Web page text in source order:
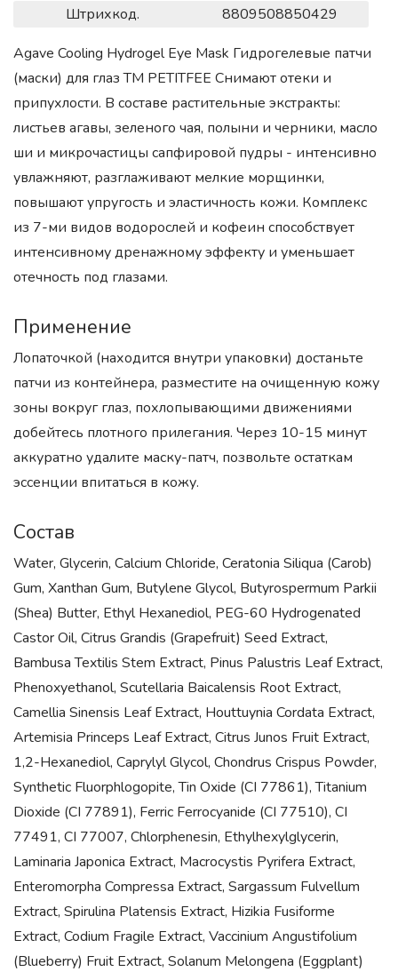
Штрихкод.
8809508850429
Agave Cooling Hydrogel Eye Mask Гидрогелевые патчи
(маски) для глаз ТМ PETITFEE Снимают отеки и
припухлости. В составе растительные экстракты:
листьев агавы, зеленого чая, полыни и черники, масло
ши и микрочастицы сапфировой пудры - интенсивно
увлажняют, разглаживают мелкие морщинки,
повышают упругость и эластичность кожи. Комплекс
из 7-ми видов водорослей и кофеин способствует
интенсивному дренажному эффекту и уменьшает
отечность под глазами.
Применение
Лопаточкой (находится внутри упаковки) достаньте
патчи из контейнера, разместите на очищенную кожу
зоны вокруг глаз, похлопывающими движениями
добейтесь плотного прилегания. Через 10-15 минут
аккуратно удалите маску-патч, позвольте остаткам
эссенции впитаться в кожу.
Состав
Water, Glycerin, Calcium Chloride, Ceratonia Siliqua (Carob)
Gum, Xanthan Gum, Butylene Glycol, Butyrospermum Parkii
(Shea) Butter, Ethyl Hexanediol, PEG-60 Hydrogenated
Castor Oil, Citrus Grandis (Grapefruit) Seed Extract,
Bambusa Textilis Stem Extract, Pinus Palustris Leaf Extract,
Phenoxyethanol, Scutellaria Baicalensis Root Extract,
Camellia Sinensis Leaf Extract, Houttuynia Cordata Extract,
Artemisia Princeps Leaf Extract, Citrus Junos Fruit Extract,
1,2-Hexanediol, Caprylyl Glycol, Chondrus Crispus Powder,
Synthetic Fluorphlogopite, Tin Oxide (CI 77861), Titanium
Dioxide (CI 77891), Ferric Ferrocyanide (CI 77510), CI
77491, CI 77007, Chlorphenesin, Ethylhexylglycerin,
Laminaria Japonica Extract, Macrocystis Pyrifera Extract,
Enteromorpha Compressa Extract, Sargassum Fulvellum
Extract, Spirulina Platensis Extract, Hizikia Fusiforme
Extract, Codium Fragile Extract, Vaccinium Angustifolium
(Blueberry) Fruit Extract, Solanum Melongena (Eggplant)